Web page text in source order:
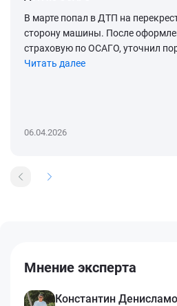
В марте попал в ДТП на
сторону машины. После
страховую по ОСАГО, уточнил
Читать далее
06.04.2026
Мнение эксперта
Константин